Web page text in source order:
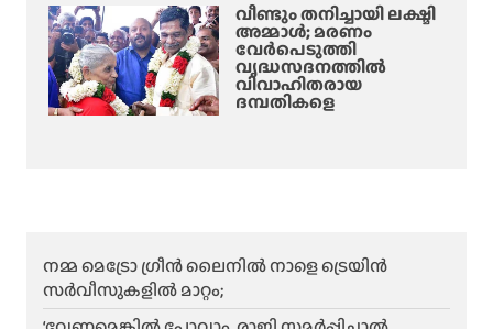
വീണ്ടും തനിച്ചായി ലക്ഷ്മി
അമ്മാള്‍; മരണം
വേർപെടുത്തി
വൃദ്ധസദനത്തില്‍
വിവാഹിതരായ
ദമ്പതികളെ
നമ്മ മെട്രോ ഗ്രീൻ ലൈനിൽ നാളെ ട്രെയിൻ
സർവീസുകളിൽ മാറ്റം;